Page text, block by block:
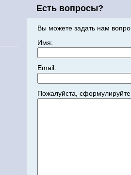
Есть вопросы?
Вы можете задать нам
Имя:
Email:
Пожалуйста,